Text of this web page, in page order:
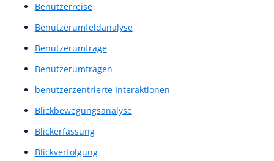
Benutzer Interviews
Benutzerflüsse
benutzerfreundlich
Benutzerfreundlichkeit
Benutzerführung